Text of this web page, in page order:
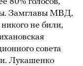
Замглавы МВД,
не били,
совета
Лукашенко